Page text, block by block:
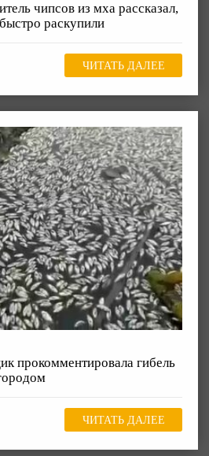
чипсов из мха рассказал,
раскупили
ЧИТАТЬ ДАЛЕЕ
прокомментировала гибель
ЧИТАТЬ ДАЛЕЕ